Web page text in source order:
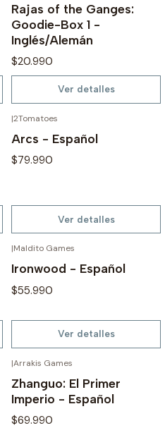
Rajas of the Ganges:
Goodie-Box 1 -
Inglés/Alemán
$20.990
Ver detalles
|2Tomatoes
Arcs - Español
$79.990
Ver detalles
|Maldito Games
Ironwood - Español
$55.990
Ver detalles
|Arrakis Games
Zhanguo: El Primer
Imperio - Español
$69.990